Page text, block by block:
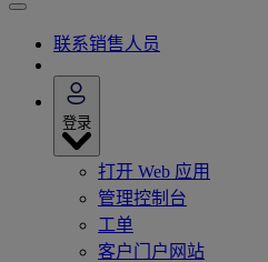
联系销售人员
登录
打开 Web 应用
管理控制台
工单
客户门户网站